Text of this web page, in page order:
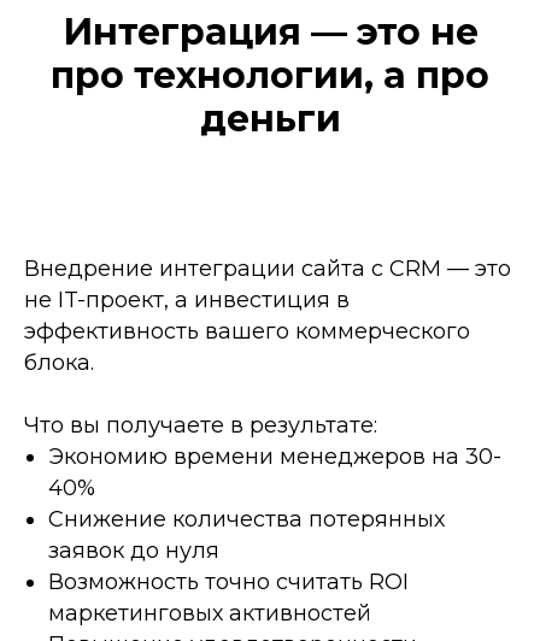
Интеграция — это не
про технологии, а про
деньги
Внедрение интеграции сайта с CRM — это
не IT-проект, а инвестиция в
эффективность вашего коммерческого
блока.
Что вы получаете в результате:
Экономию времени менеджеров на 30-
40%
Снижение количества потерянных
заявок до нуля
Возможность точно считать ROI
маркетинговых активностей